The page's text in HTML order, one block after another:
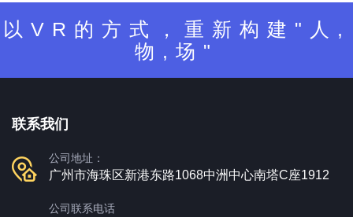
以VR的方式，重新构建"人,
物,场"
联系我们
公司地址：
广州市海珠区新港东路1068中洲中心南塔C座1912
公司联系电话